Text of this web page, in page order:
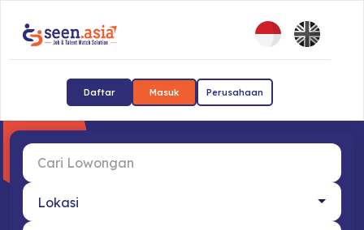
Daftar Masuk Perusahaan